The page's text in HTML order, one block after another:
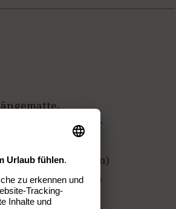
und Poolbar
(Zimmer & Balkon)
und Massagen